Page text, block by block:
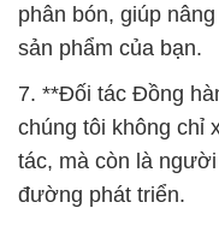
phân bón, giúp
sản phẩm của bạn.
7. **Đối tác Đồng
chúng tôi không chỉ
tác, mà còn là
đường phát triển.